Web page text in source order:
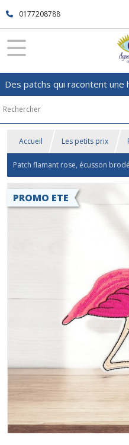
0177208788
Des patchs qui racontent une
Accueil Les petits prix
Patch flamant rose, écusson
PROMO ETE